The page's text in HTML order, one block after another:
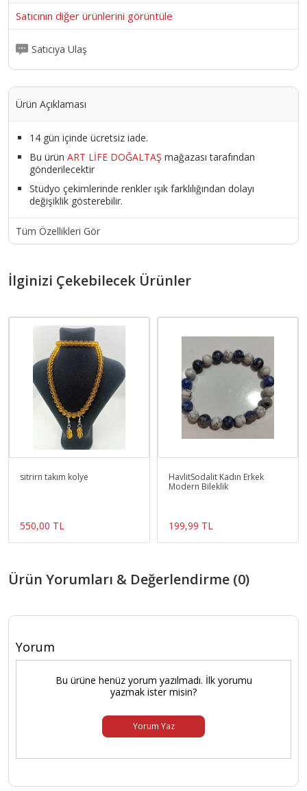
Satıcının diğer ürünlerini görüntüle
Satıcıya Ulaş
Ürün Açıklaması
14 gün içinde ücretsiz iade.
Bu ürün ART LİFE DOĞALTAŞ mağazası tarafından
gönderilecektir
Stüdyo çekimlerinde renkler ışık farklılığından dolayı
değişiklik gösterebilir.
Tüm Özellikleri Gör
İlginizi Çekebilecek Ürünler
sitrirn takım kolye
550,00 TL
HavlitSodalit Kadın Erkek
Modern Bileklik
199,99 TL
Ürün Yorumları & Değerlendirme (0)
Yorum
Bu ürüne henüz yorum yazılmadı. İlk yorumu
yazmak ister misin?
Yorum Yaz